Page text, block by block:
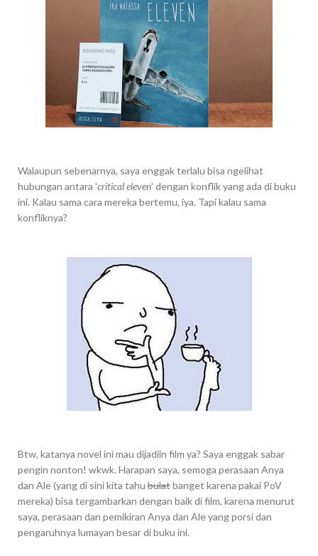
Walaupun sebenarnya, saya enggak terlalu bisa ngelihat
hubungan antara 'critical eleven' dengan konflik yang ada di buku
ini. Kalau sama cara mereka bertemu, iya. Tapi kalau sama
konfliknya?
Btw, katanya novel ini mau dijadiin film ya? Saya enggak sabar
pengin nonton! wkwk. Harapan saya, semoga perasaan Anya
dan Ale (yang di sini kita tahubulatbanget karena pakai PoV
mereka) bisa tergambarkan dengan baik di film, karena menurut
saya, perasaan dan pemikiran Anya dan Ale yang porsi dan
pengaruhnya lumayan besar di buku ini.